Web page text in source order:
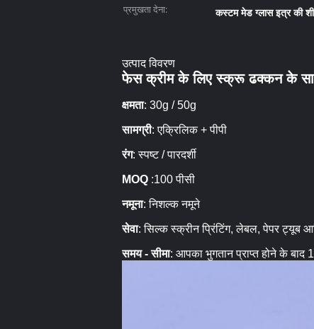
प्रमुखता देना:
कस्टम मेड ग्लास इत्र की
उत्पाद विवरण
फेस क्रीम के लिए स्क्रू ढक्कन के
क्षमता: 30g / 50g
सामग्री: एक्रिलिक + पीपी
रंग:स्पष्ट / पारदर्शी
MOQ :100 पीसी
नमूना: निशल्क नमूने
सेवा: सिल्क स्क्रीन प्रिंटिंग, लेबल, पेपर ट्यूब
समय - सीमा: आपका भुगतान प्राप्त होने के बाद